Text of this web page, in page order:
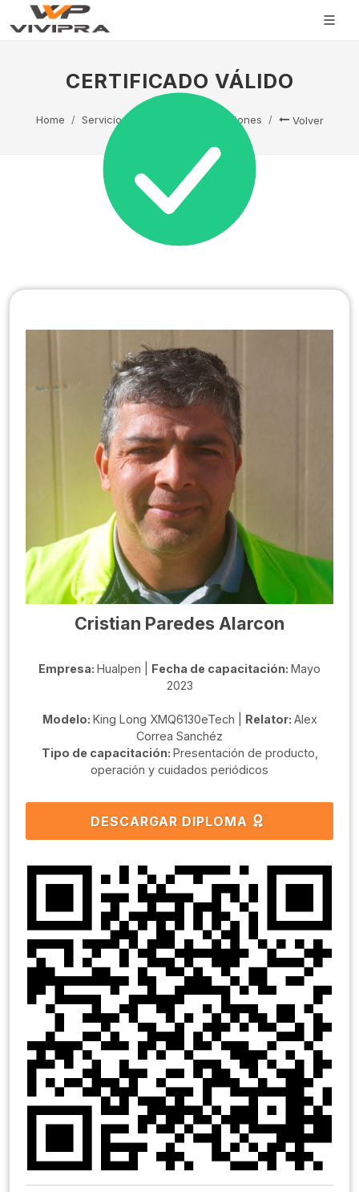
CERTIFICADO VÁLIDO
Home Servicio Técnico Capacitaciones Volver
Cristian Paredes Alarcon
Empresa: Hualpen | Fecha de capacitación: Mayo
2023
Modelo: King Long XMQ6130eTech | Relator: Alex
Correa Sanchéz
Tipo de capacitación: Presentación de producto,
operación y cuidados periódicos
DESCARGAR DIPLOMA